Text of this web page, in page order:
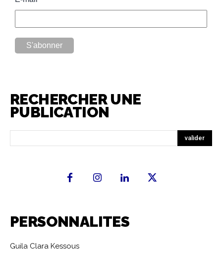
RECHERCHER UNE
PUBLICATION
valider
PERSONNALITES
Guila Clara Kessous